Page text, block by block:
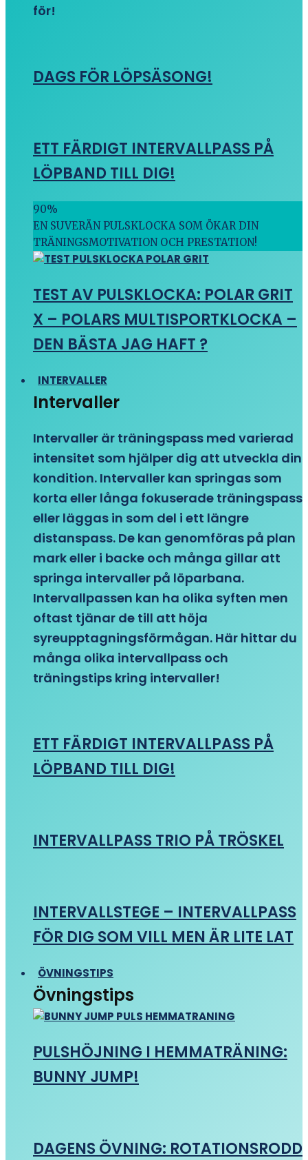
för!
DAGS FÖR LÖPSÄSONG!
ETT FÄRDIGT INTERVALLPASS PÅ
LÖPBAND TILL DIG!
90%
EN SUVERÄN PULSKLOCKA SOM ÖKAR DIN
TRÄNINGSMOTIVATION OCH PRESTATION!
TEST AV PULSKLOCKA: POLAR GRIT
X – POLARS MULTISPORTKLOCKA –
DEN BÄSTA JAG HAFT ?
INTERVALLER
Intervaller
Intervaller är träningspass med varierad
intensitet som hjälper dig att utveckla din
kondition. Intervaller kan springas som
korta eller långa fokuserade träningspass
eller läggas in som del i ett längre
distanspass. De kan genomföras på plan
mark eller i backe och många gillar att
springa intervaller på löparbana.
Intervallpassen kan ha olika syften men
oftast tjänar de till att höja
syreupptagningsförmågan. Här hittar du
många olika intervallpass och
träningstips kring intervaller!
ETT FÄRDIGT INTERVALLPASS PÅ
LÖPBAND TILL DIG!
INTERVALLPASS TRIO PÅ TRÖSKEL
INTERVALLSTEGE – INTERVALLPASS
FÖR DIG SOM VILL MEN ÄR LITE LAT
ÖVNINGSTIPS
Övningstips
PULSHÖJNING I HEMMATRÄNING:
BUNNY JUMP!
DAGENS ÖVNING: ROTATIONSRODD